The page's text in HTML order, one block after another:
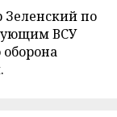
Зеленский по
ВСУ